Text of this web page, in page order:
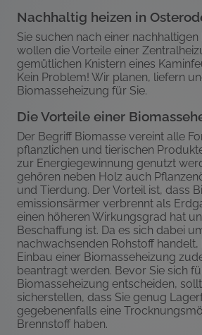
Nachhaltig heizen in
Sie suchen nach einer
wollen die Vorteile einer
gemütlichen Knistern eines
Kein Problem! Wir planen, liefern
Biomasseheizung für Sie.
Die Vorteile einer
Der Begriff Biomasse vereint alle
pflanzlichen und tierischen
zur Energiegewinnung genutzt
gehören neben Holz auch
und Tierdung. Der Vorteil ist, dass
emissionsärmer verbrennt als
einen höheren Wirkungsgrad hat
Beschaffung ist. Da es sich dabei
nachwachsenden Rohstoff handelt,
Einbau einer Biomasseheizung
beantragt werden. Bevor Sie sich
Biomasseheizung entscheiden,
sicherstellen, dass Sie genug
gegebenenfalls eine
Brennstoff haben.